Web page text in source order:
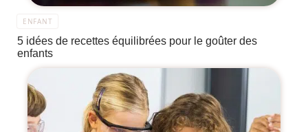
ENFANT
5 idées de recettes équilibrées pour le goûter des
enfants